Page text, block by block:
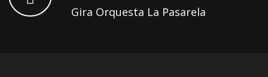
Gira Orquesta La Pasarela